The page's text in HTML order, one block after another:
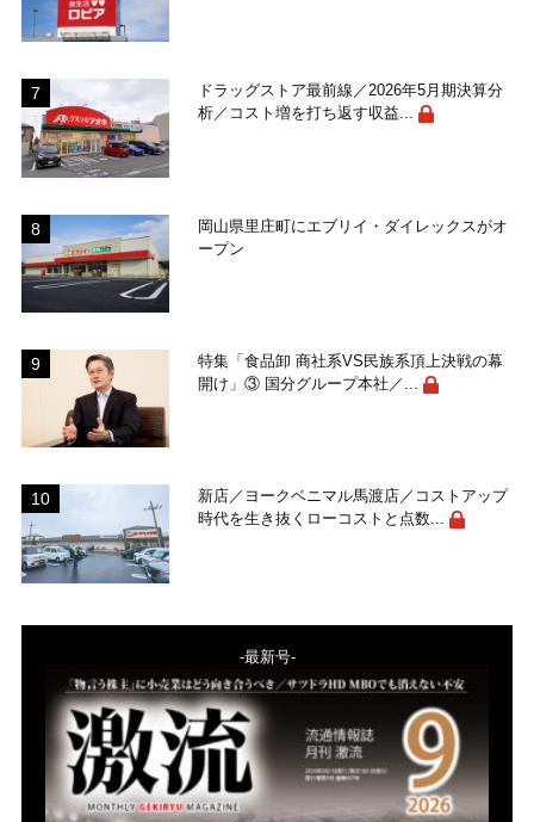
ドラッグストア最前線／2026年5月期決算分
析／コスト増を打ち返す収益...
岡山県里庄町にエブリイ・ダイレックスがオ
ープン
特集「食品卸 商社系VS民族系頂上決戦の幕
開け」③ 国分グループ本社／...
新店／ヨークベニマル馬渡店／コストアップ
時代を生き抜くローコストと点数...
-最新号-